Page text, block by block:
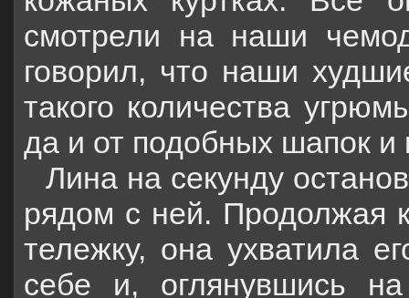
смотрели на наши
говорил, что наши
такого количества
да и от подобных шапок и
Лина на секунду
рядом с ней. Продолжая
тележку, она ухватила
себе и, оглянувшись